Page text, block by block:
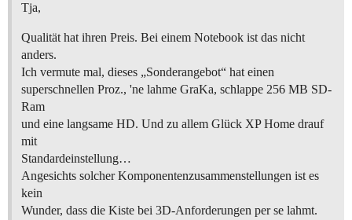
Tja,
Qualität hat ihren Preis. Bei einem Notebook ist das nicht
anders.
Ich vermute mal, dieses „Sonderangebot“ hat einen
superschnellen Proz., 'ne lahme GraKa, schlappe 256 MB SD-
Ram
und eine langsame HD. Und zu allem Glück XP Home drauf
mit
Standardeinstellung…
Angesichts solcher Komponentenzusammenstellungen ist es
kein
Wunder, dass die Kiste bei 3D-Anforderungen per se lahmt.